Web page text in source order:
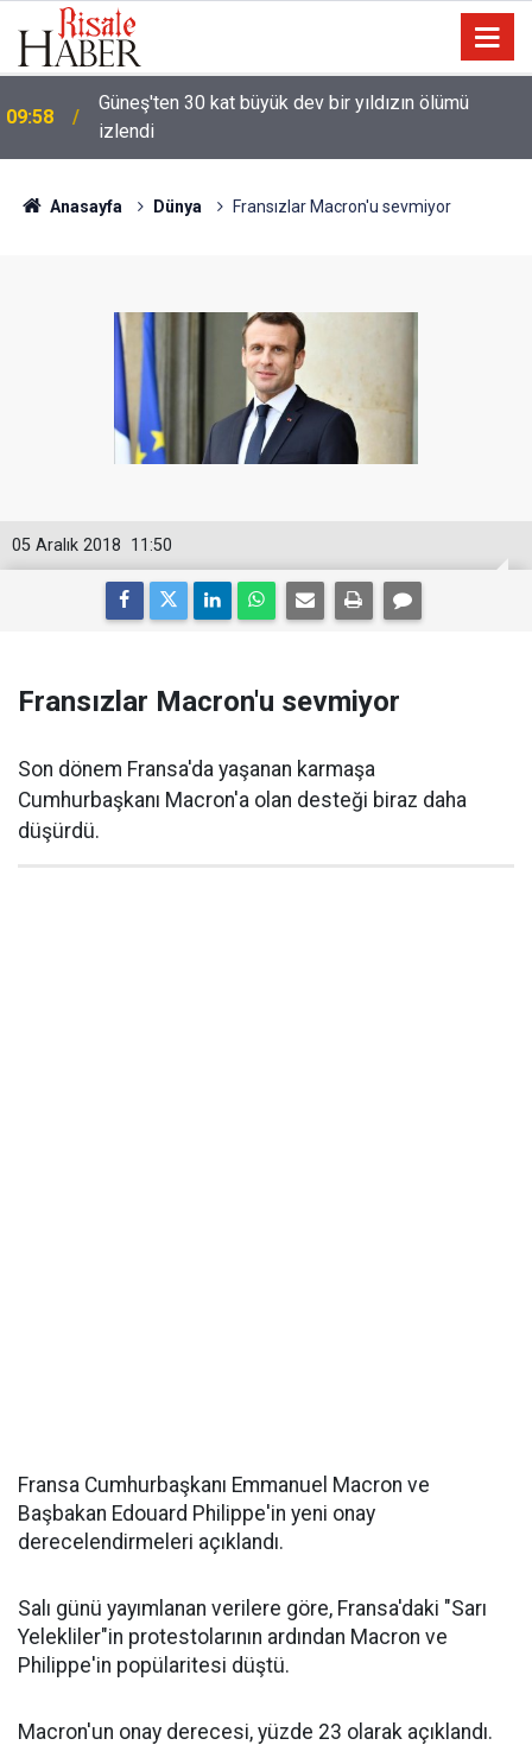
09:58
Güneş'ten 30 kat büyük dev bir yıldızın ölümü
izlendi
Anasayfa Dünya Fransızlar Macron'u sevmiyor
11:50
05 Aralık 2018
Fransızlar Macron'u sevmiyor
Son dönem Fransa'da yaşanan karmaşa
Cumhurbaşkanı Macron'a olan desteği biraz daha
düşürdü.
Fransa Cumhurbaşkanı Emmanuel Macron ve
Başbakan Edouard Philippe'in yeni onay
derecelendirmeleri açıklandı.
Salı günü yayımlanan verilere göre, Fransa'daki "Sarı
Yelekliler"in protestolarının ardından Macron ve
Philippe'in popülaritesi düştü.
Macron'un onay derecesi, yüzde 23 olarak açıklandı.